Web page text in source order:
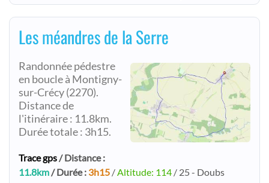
Les méandres de la Serre
Randonnée pédestre
en boucle à Montigny-
sur-Crécy (2270).
Distance de
l'itinéraire : 11.8km.
Durée totale : 3h15.
Trace gps/ Distance :
11.8km/ Durée : 3h15 /Altitude: 114 / 25 - Doubs